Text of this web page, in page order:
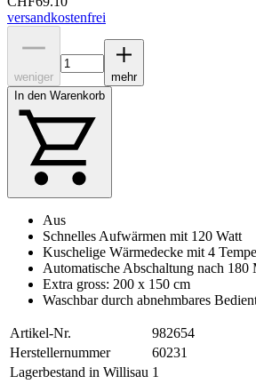
versandkostenfrei
weniger
mehr
In den Warenkorb
Aus
Schnelles Aufwärmen mit 120 Watt
Kuschelige Wärmedecke mit 4
Automatische Abschaltung nach 180
Extra gross: 200 x 150 cm
Waschbar durch abnehmbares
Artikel-Nr.
982654
Herstellernummer
60231
Lagerbestand in Willisau 1